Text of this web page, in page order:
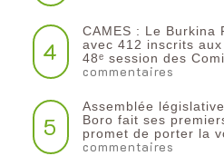
4
CAMES : Le Burkina
avec 412 inscrits
48ᵉ session des
commentaires
5
Assemblée
Boro fait ses
promet de porter la
commentaires